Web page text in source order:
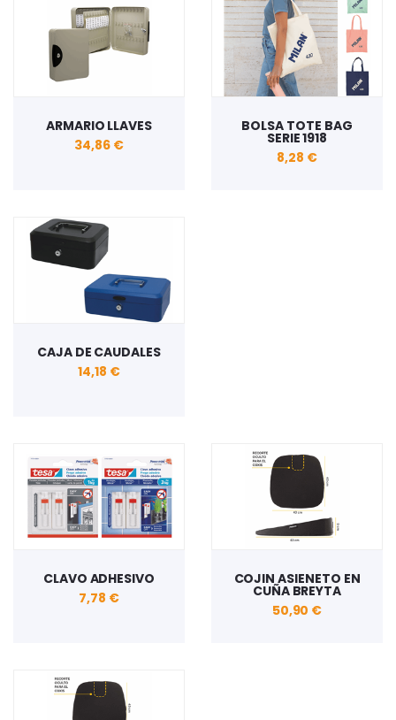
ARMARIO LLAVES
34,86 €
BOLSA TOTE BAG
SERIE 1918
8,28 €
CAJA DE CAUDALES
14,18 €
CLAVO ADHESIVO
7,78 €
COJIN ASIENETO EN
CUÑA BREYTA
50,90 €